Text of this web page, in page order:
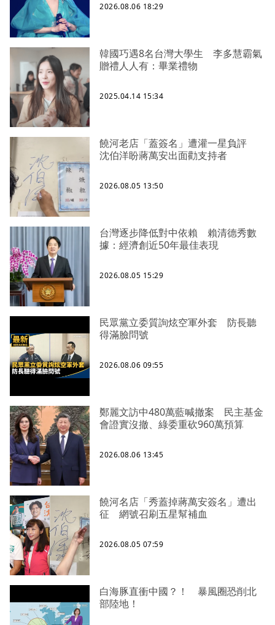
2026.08.06 18:29
韓國巧遇8名台灣大學生 李多慧霸氣
贈禮人人有：畢業禮物
2025.04.14 15:34
饒河老店「蓋簽名」遭灌一星負評
沈伯洋盼蔣萬安出面勸支持者
2026.08.05 13:50
台灣逐步降低對中依賴 賴清德秀數
據：經濟創近50年最佳表現
2026.08.05 15:29
民眾黨立委質詢炫空軍外套 防長聽
得滿臉問號
2026.08.06 09:55
鄭麗文訪中480萬藍喊撤案 民主基金
會證實沒撤、綠委重砍960萬預算
2026.08.06 13:45
饒河名店「秀蓋掉蔣萬安簽名」遭出
征 網號召刷五星幫補血
2026.08.05 07:59
白海豚直衝中國？！ 暴風圈恐削北
部陸地！